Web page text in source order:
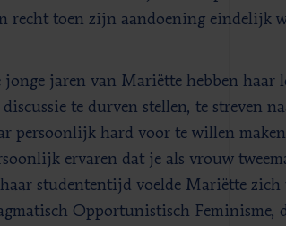
recht toen zijn aandoening eindelijk
jonge jaren van Mariëtte hebben haar
discussie te durven stellen, te streven
persoonlijk hard voor te willen
ervaren dat je als vrouw
studententijd voelde Mariëtte
Opportunistisch Feminisme,